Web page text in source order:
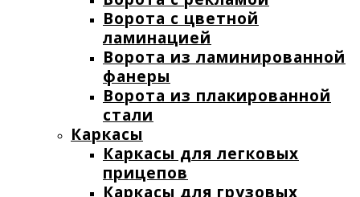
Ворота с цветной
ламинацией
Ворота из ламинированной
фанеры
Ворота из плакированной
стали
Каркасы
Каркасы для легковых
прицепов
Каркасы для грузовых